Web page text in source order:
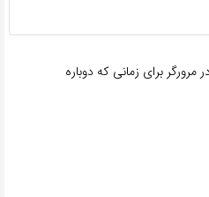
برای زمانی که دوباره